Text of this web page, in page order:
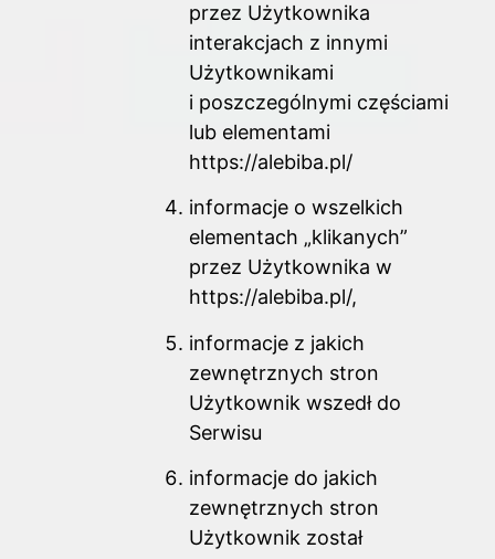
przez Użytkownika
interakcjach z innymi
Użytkownikami
i poszczególnymi częściami
lub elementami
https://alebiba.pl/
informacje o wszelkich
elementach „klikanych”
przez Użytkownika w
https://alebiba.pl/,
informacje z jakich
zewnętrznych stron
Użytkownik wszedł do
Serwisu
informacje do jakich
zewnętrznych stron
Użytkownik został